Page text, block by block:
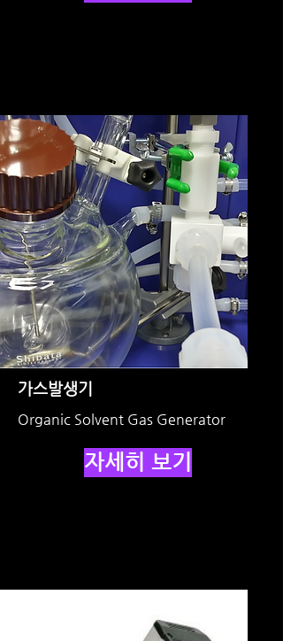
가스발생기
Organic Solvent Gas Generator
자세히 보기